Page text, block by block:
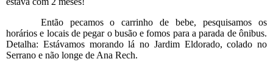
Então pecamos o carrinho de bebe, pesquisamos os
horários e locais de pegar o busão e fomos para a parada de ônibus.
Detalha: Estávamos morando lá no Jardim Eldorado, colado no
Serrano e não longe de Ana Rech.